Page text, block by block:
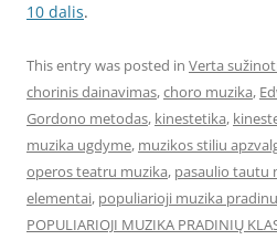
10 dalis.
This entry was posted in Verta
chorinis dainavimas,choro muzika,
Gordono metodas, kinestetika,
muzika ugdyme, muzikos stiliu
operos teatru muzika, pasaulio tautu
elementai, populiarioji muzika
POPULIARIOJI MUZIKA PRADINIŲ